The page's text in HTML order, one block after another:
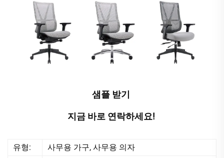
샘플 받기
지금 바로 연락하세요!
유형: 사무용 가구, 사무용 의자